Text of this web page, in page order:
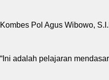
Kombes Pol Agus Wibowo,
“Ini adalah pelajaran